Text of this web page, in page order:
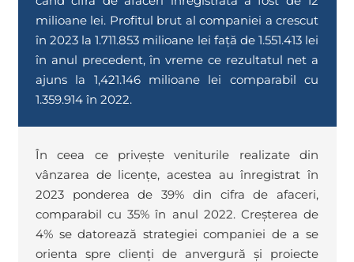
milioane lei. Profitul brut al companiei a crescut
în 2023 la 1.711.853 milioane lei față de 1.551.413 lei
în anul precedent, în vreme ce rezultatul net a
ajuns la 1,421.146 milioane lei comparabil cu
1.359.914 în 2022.
În ceea ce privește veniturile realizate din
vânzarea de licențe, acestea au înregistrat în
2023 ponderea de 39% din cifra de afaceri,
comparabil cu 35% în anul 2022. Creșterea de
4% se datorează strategiei companiei de a se
orienta spre clienți de anvergură și proiecte